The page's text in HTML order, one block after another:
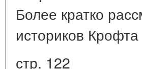
Более кратко
историков
стр. 122